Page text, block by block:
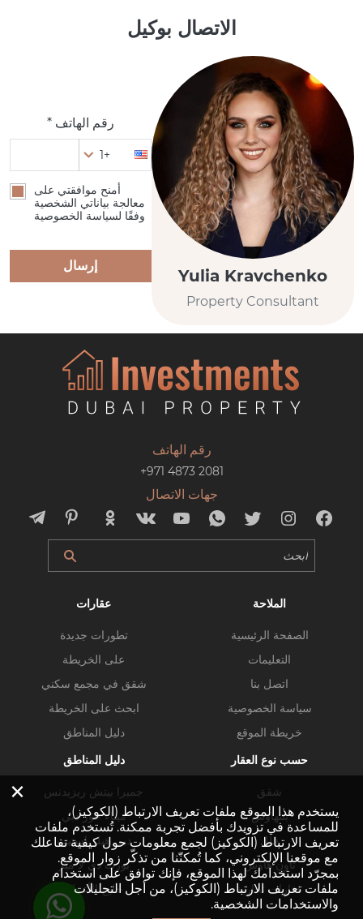
الاتصال بوكيل
Yulia Kravchenko
Property Consultant
رقم الهاتف *
+1
أمنح موافقتي على
معالجة بياناتي الشخصية
وفقًا لسياسة الخصوصية
إرسال
رقم الهاتف
+971 4873 2081
جهات الاتصال
الملاحة
الصفحة الرئيسية
التعليمات
اتصل بنا
سياسة الخصوصية
خريطة الموقع
عقارات
تطورات جديدة
على الخريطة
شقق في مجمع سكني
ابحث على الخريطة
دليل المناطق
حسب نوع العقار
شقق
بنتهاوس
فلل
تاون هاوس
عقارات تجارية
دليل المناطق
جميرا بيتش ريزيدنس
ميناء خور دبي
دبي هيلز استيت
بورت دي لا مير
خليج الأعمال
×
يستخدم هذا الموقع ملفات تعريف الارتباط (الكوكيز)،
للمساعدة في تزويدك بأفضل تجربة ممكنة. تُستخدم ملفات
تعريف الارتباط (الكوكيز) لجمع معلومات حول كيفية تفاعلك
مع موقعنا الإلكتروني، كما تُمكنّنا من تذكّر زوار الموقع.
بمجرّد استخدامك لهذا الموقع، فإنك توافق على استخدام
ملفات تعريف الارتباط (الكوكيز)، من أجل التحليلات
والاستخدامات الشخصية.